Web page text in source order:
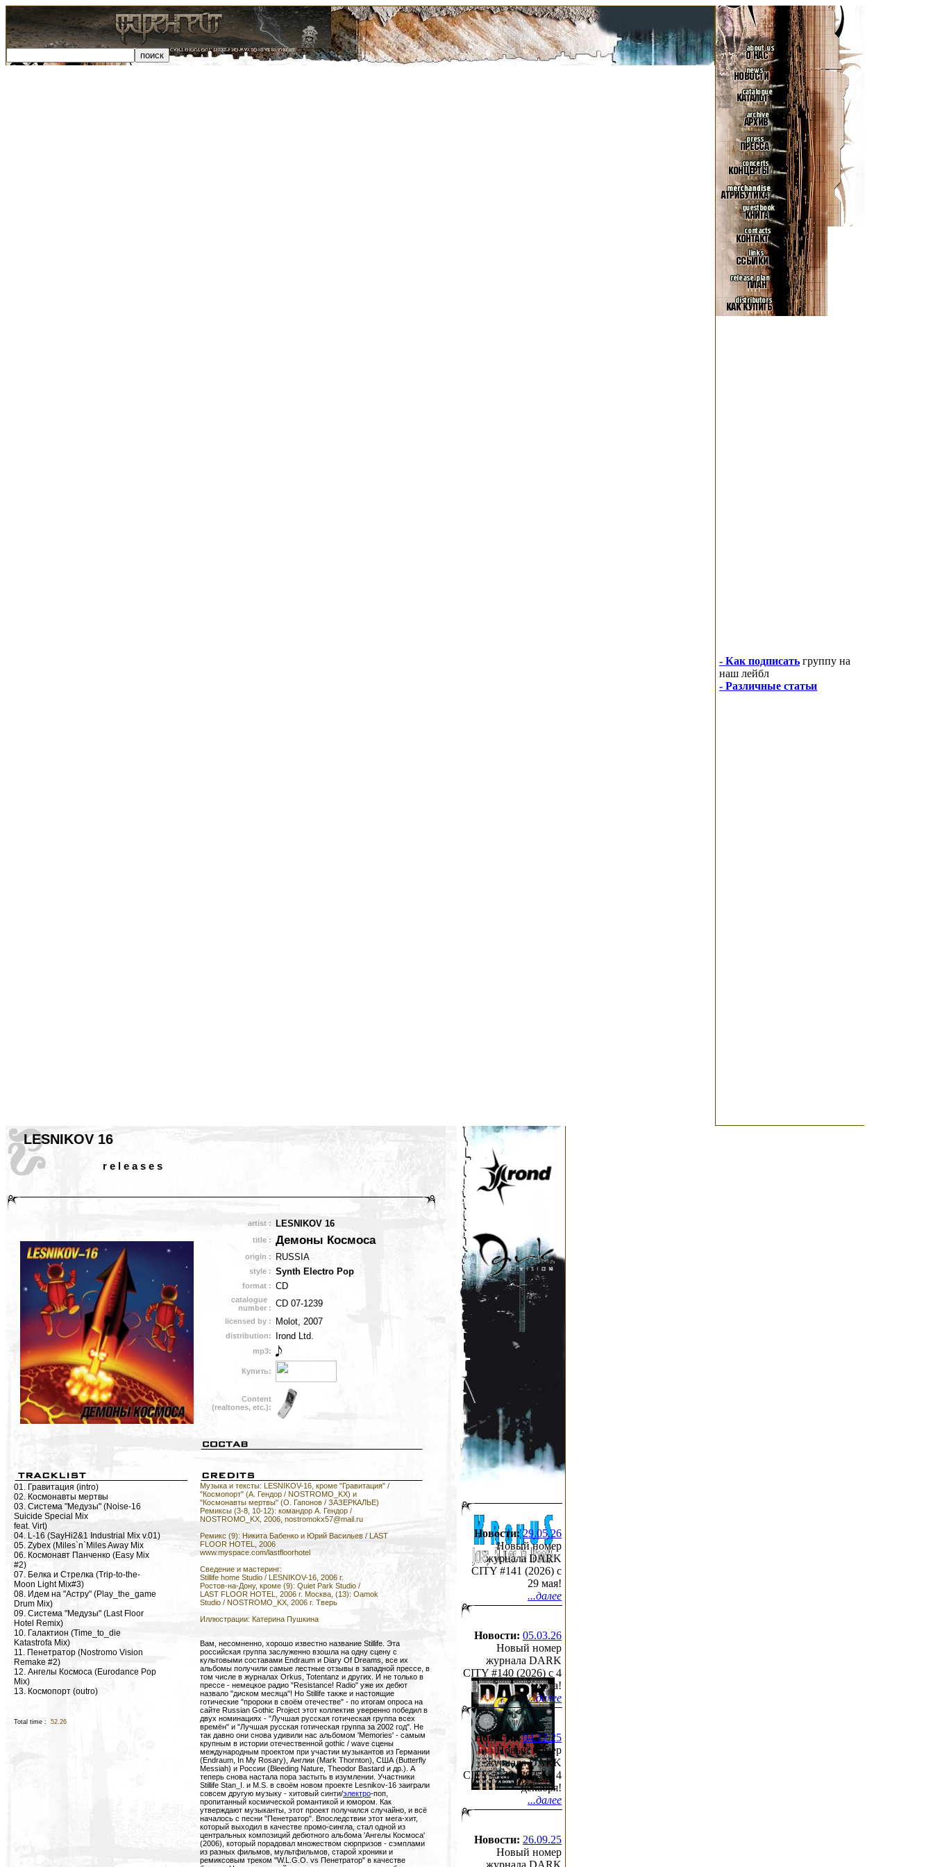
- Как подписать группу на
наш лейбл
- Различные статьи
LESNIKOV 16
r e l e a s e s
artist : LESNIKOV 16
title : Демоны Космоса
origin : RUSSIA
style : Synth Electro Pop
format : CD
catalogue
number : CD 07-1239
licensed by : Molot, 2007
distribution: Irond Ltd.
mp3:
Купить:
Content
(realtones, etc.):
01. Гравитация (intro)
02. Космонавты мертвы
03. Система "Медузы" (Noise-16
Suicide Special Mix
feat. Virt)
04. L-16 (SayHi2&1 Industrial Mix v.01)
05. Zybex (Miles`n`Miles Away Mix
06. Космонавт Панченко (Easy Mix
#2)
07. Белка и Стрелка (Trip-to-the-
Moon Light Mix#3)
08. Идем на "Астру" (Play_the_game
Drum Mix)
09. Система "Медузы" (Last Floor
Hotel Remix)
10. Галактион (Time_to_die
Katastrofa Mix)
11. Пенетратор (Nostromo Vision
Remake #2)
12. Ангелы Космоса (Eurodance Pop
Mix)
13. Космопорт (outro)
Total time : 52.26
Музыка и тексты: LESNIKOV-16, кроме "Гравитация" /
"Космопорт" (А. Гендор / NOSTROMO_KX) и
"Космонавты мертвы" (О. Гапонов / ЗАЗЕРКАЛЬЕ)
Ремиксы (3-8, 10-12): командор А. Гендор /
NOSTROMO_KX, 2006, nostromokx57@mail.ru
Ремикс (9): Никита Бабенко и Юрий Васильев / LAST
FLOOR HOTEL, 2006
www.myspace.com/lastfloorhotel
Сведение и мастеринг:
Stillife home Studio / LESNIKOV-16, 2006 г.
Ростов-на-Дону, кроме (9): Quiet Park Studio /
LAST FLOOR HOTEL, 2006 г. Москва, (13): Oamok
Studio / NOSTROMO_KX, 2006 г. Тверь
Иллюстрации: Катерина Пушкина
Вам, несомненно, хорошо известно название Stillife. Эта
российская группа заслуженно взошла на одну сцену с
культовыми составами Endraum и Diary Of Dreams, все их
альбомы получили самые лестные отзывы в западной прессе, в
том числе в журналах Orkus, Totentanz и других. И не только в
прессе - немецкое радио "Resistance! Radio" уже их дебют
назвало "диском месяца"! Но Stillife также и настоящие
готические "пророки в своём отечестве" - по итогам опроса на
сайте Russian Gothic Project этот коллектив уверенно победил в
двух номинациях - "Лучшая русская готическая группа всех
времён" и "Лучшая русская готическая группа за 2002 год". Не
так давно они снова удивили нас альбомом 'Memories' - самым
крупным в истории отечественной gothic / wave сцены
международным проектом при участии музыкантов из Германии
(Endraum, In My Rosary), Англии (Mark Thornton), США (Butterfly
Messiah) и России (Bleeding Nature, Theodor Bastard и др.). А
теперь снова настала пора застыть в изумлении. Участники
Stillife Stan_I. и M.S. в своём новом проекте Lesnikov-16 заиграли
совсем другую музыку - хитовый синти/электро-поп,
пропитанный космической романтикой и юмором. Как
утверждают музыканты, этот проект получился случайно, и всё
началось с песни "Пенетратор". Впоследствии этот мега-хит,
который выходил в качестве промо-сингла, стал одной из
центральных композиций дебютного альбома 'Ангелы Космоса'
(2006), который порадовал множеством сюрпризов - сэмплами
из разных фильмов, мультфильмов, старой хроники и
ремиксовым треком "W.L.G.O. vs Пенетратор" в качестве
Новости:29.05.26
Новый номер
журнала DARK
CITY #141 (2026) c
29 мая!
...далее
Новости: 05.03.26
Новый номер
журнала DARK
CITY #140 (2026) c 4
марта!
...далее
Новости:04.12.25
Новый номер
журнала DARK
CITY #139 (2025) c 4
декабря!
...далее
Новости: 26.09.25
Новый номер
журнала DARK